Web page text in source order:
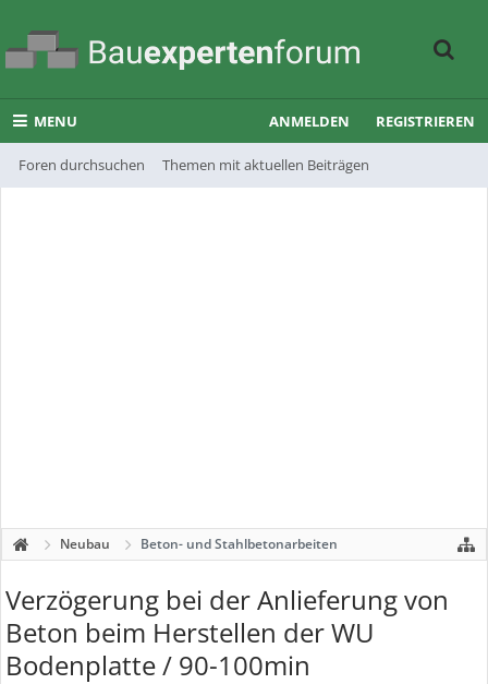
MENU
Foren durchsuchen Themen mit aktuellen Beiträgen
ANMELDEN REGISTRIEREN
Neubau Beton- und Stahlbetonarbeiten
Verzögerung bei der Anlieferung von
Beton beim Herstellen der WU
Bodenplatte / 90-100min